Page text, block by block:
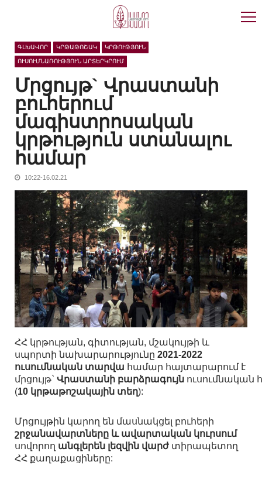
ԳԼԽԱՎՈՐ ԿՐԹԱԹՈՇԱԿ ԿՐԹՈՒԹՅՈՒՆ
ՈՒՍՈՒՄՆԱՌՈՒԹՅՈՒՆ ԱՐՏԵՐԿՐՈՒՄ
Մրցույթ` Վրաստանի
բուհերում
մագիստրոսական
կրթություն ստանալու
համար
10:22-16.02.21
ՀՀ կրթության, գիտության, մշակույթի և
սպորտի նախարարությունը 2021-2022
ուսումնական տարվա համար հայտարարում է
մրցույթ` Վրաստանի բարձրագույն ուսումնական
(10 կրթաթոշակային տեղ):
Մրցույթին կարող են մասնակցել բուհերի
շրջանավարտները և ավարտական կուրսում
սովորող անգլերեն լեզվին վարժ տիրապետող
ՀՀ քաղաքացիները: